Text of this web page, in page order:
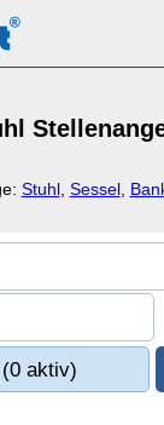
Stuhl, Sessel,
(0 aktiv)